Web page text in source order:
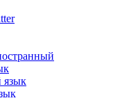
язык